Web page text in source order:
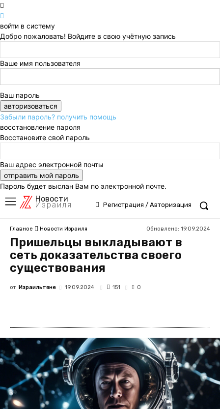
войти в систему
Добро пожаловать! Войдите в свою учётную запись
Ваше имя пользователя
Ваш пароль
Забыли пароль? получить помощь
восстановление пароля
Восстановите свой пароль
Ваш адрес электронной почты
Пароль будет выслан Вам по электронной почте.
Новости
Израиля Регистрация / Авторизация
Главное Новости Израиля Обновлено: 19.09.2024
Пришельцы выкладывают в
сеть доказательства своего
существования
от Израильтяне 19.09.2024 151 0